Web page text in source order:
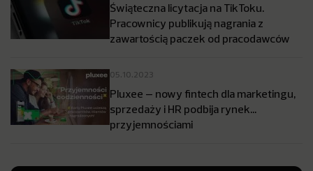
Świąteczna licytacja na TikToku.
Pracownicy publikują nagrania z
zawartością paczek od pracodawców
05.10.2023
Pluxee – nowy fintech dla marketingu,
sprzedaży i HR podbija rynek…
przyjemnościami